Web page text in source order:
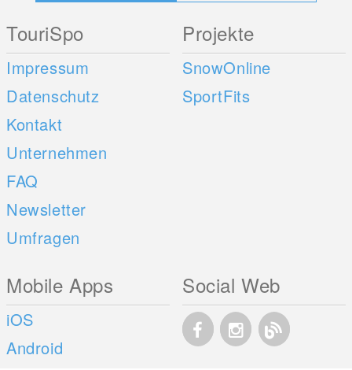
TouriSpo
Impressum
Datenschutz
Kontakt
Unternehmen
FAQ
Newsletter
Umfragen
Projekte
SnowOnline
SportFits
Mobile Apps
iOS
Android
Social Web